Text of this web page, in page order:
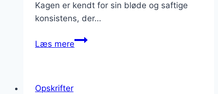
Kagen er kendt for sin bløde og saftige
konsistens, der…
Læs mereFedtebrød
Opskrifter